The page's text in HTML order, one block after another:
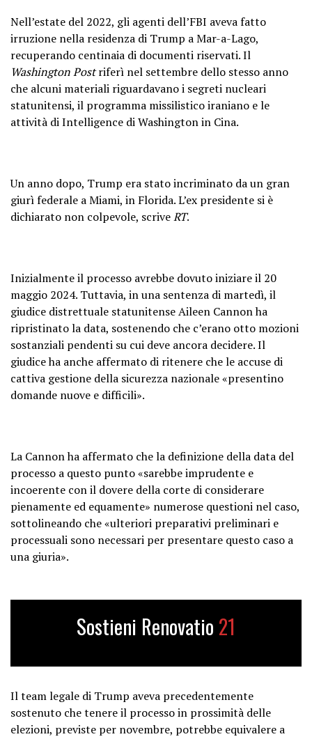
Nell’estate del 2022, gli agenti dell’FBI aveva fatto
irruzione nella residenza di Trump a Mar-a-Lago,
recuperando centinaia di documenti riservati. Il
Washington Postriferì nel settembre dello stesso anno
che alcuni materiali riguardavano i segreti nucleari
statunitensi, il programma missilistico iraniano e le
attività di Intelligence di Washington in Cina.
Un anno dopo, Trump era stato incriminato da un gran
giurì federale a Miami, in Florida. L’ex presidente si è
dichiarato non colpevole, scriveRT.
Inizialmente il processo avrebbe dovuto iniziare il 20
maggio 2024. Tuttavia, in una sentenza di martedì, il
giudice distrettuale statunitense Aileen Cannon ha
ripristinato la data, sostenendo che c’erano otto mozioni
sostanziali pendenti su cui deve ancora decidere. Il
giudice ha anche affermato di ritenere che le accuse di
cattiva gestione della sicurezza nazionale «presentino
domande nuove e difficili».
La Cannon ha affermato che la definizione della data del
processo a questo punto «sarebbe imprudente e
incoerente con il dovere della corte di considerare
pienamente ed equamente» numerose questioni nel caso,
sottolineando che «ulteriori preparativi preliminari e
processuali sono necessari per presentare questo caso a
una giuria».
Sostieni Renovatio 21
Il team legale di Trump aveva precedentemente
sostenuto che tenere il processo in prossimità delle
elezioni, previste per novembre, potrebbe equivalere a